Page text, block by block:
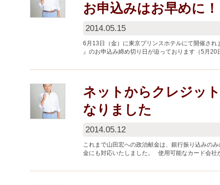
お申込みはお早めに！
2014.05.15
6月13日（金）に東京プリンスホテルにて開催さ
』のお申込み締め切り日が迫っております（5月
ネットからクレジッ
なりました
2014.05.12
これまで山田宏への政治献金は、銀行振り込みの
金にも対応いたしました。 使用可能なカード会社